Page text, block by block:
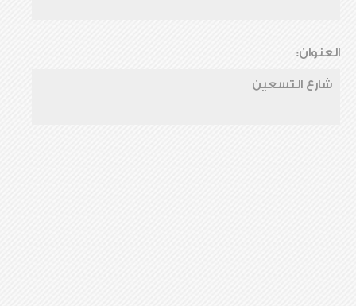
العنوان:
شارع التسعين